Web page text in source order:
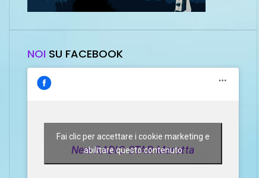
NOI SU FACEBOOK
New RADIO STAR Marotta
Fai clic per accettare i cookie marketing e
abilitare questo contenuto